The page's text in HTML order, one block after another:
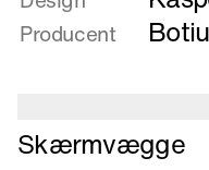
Runner
Producent
Læs
mere
Skærmvægge